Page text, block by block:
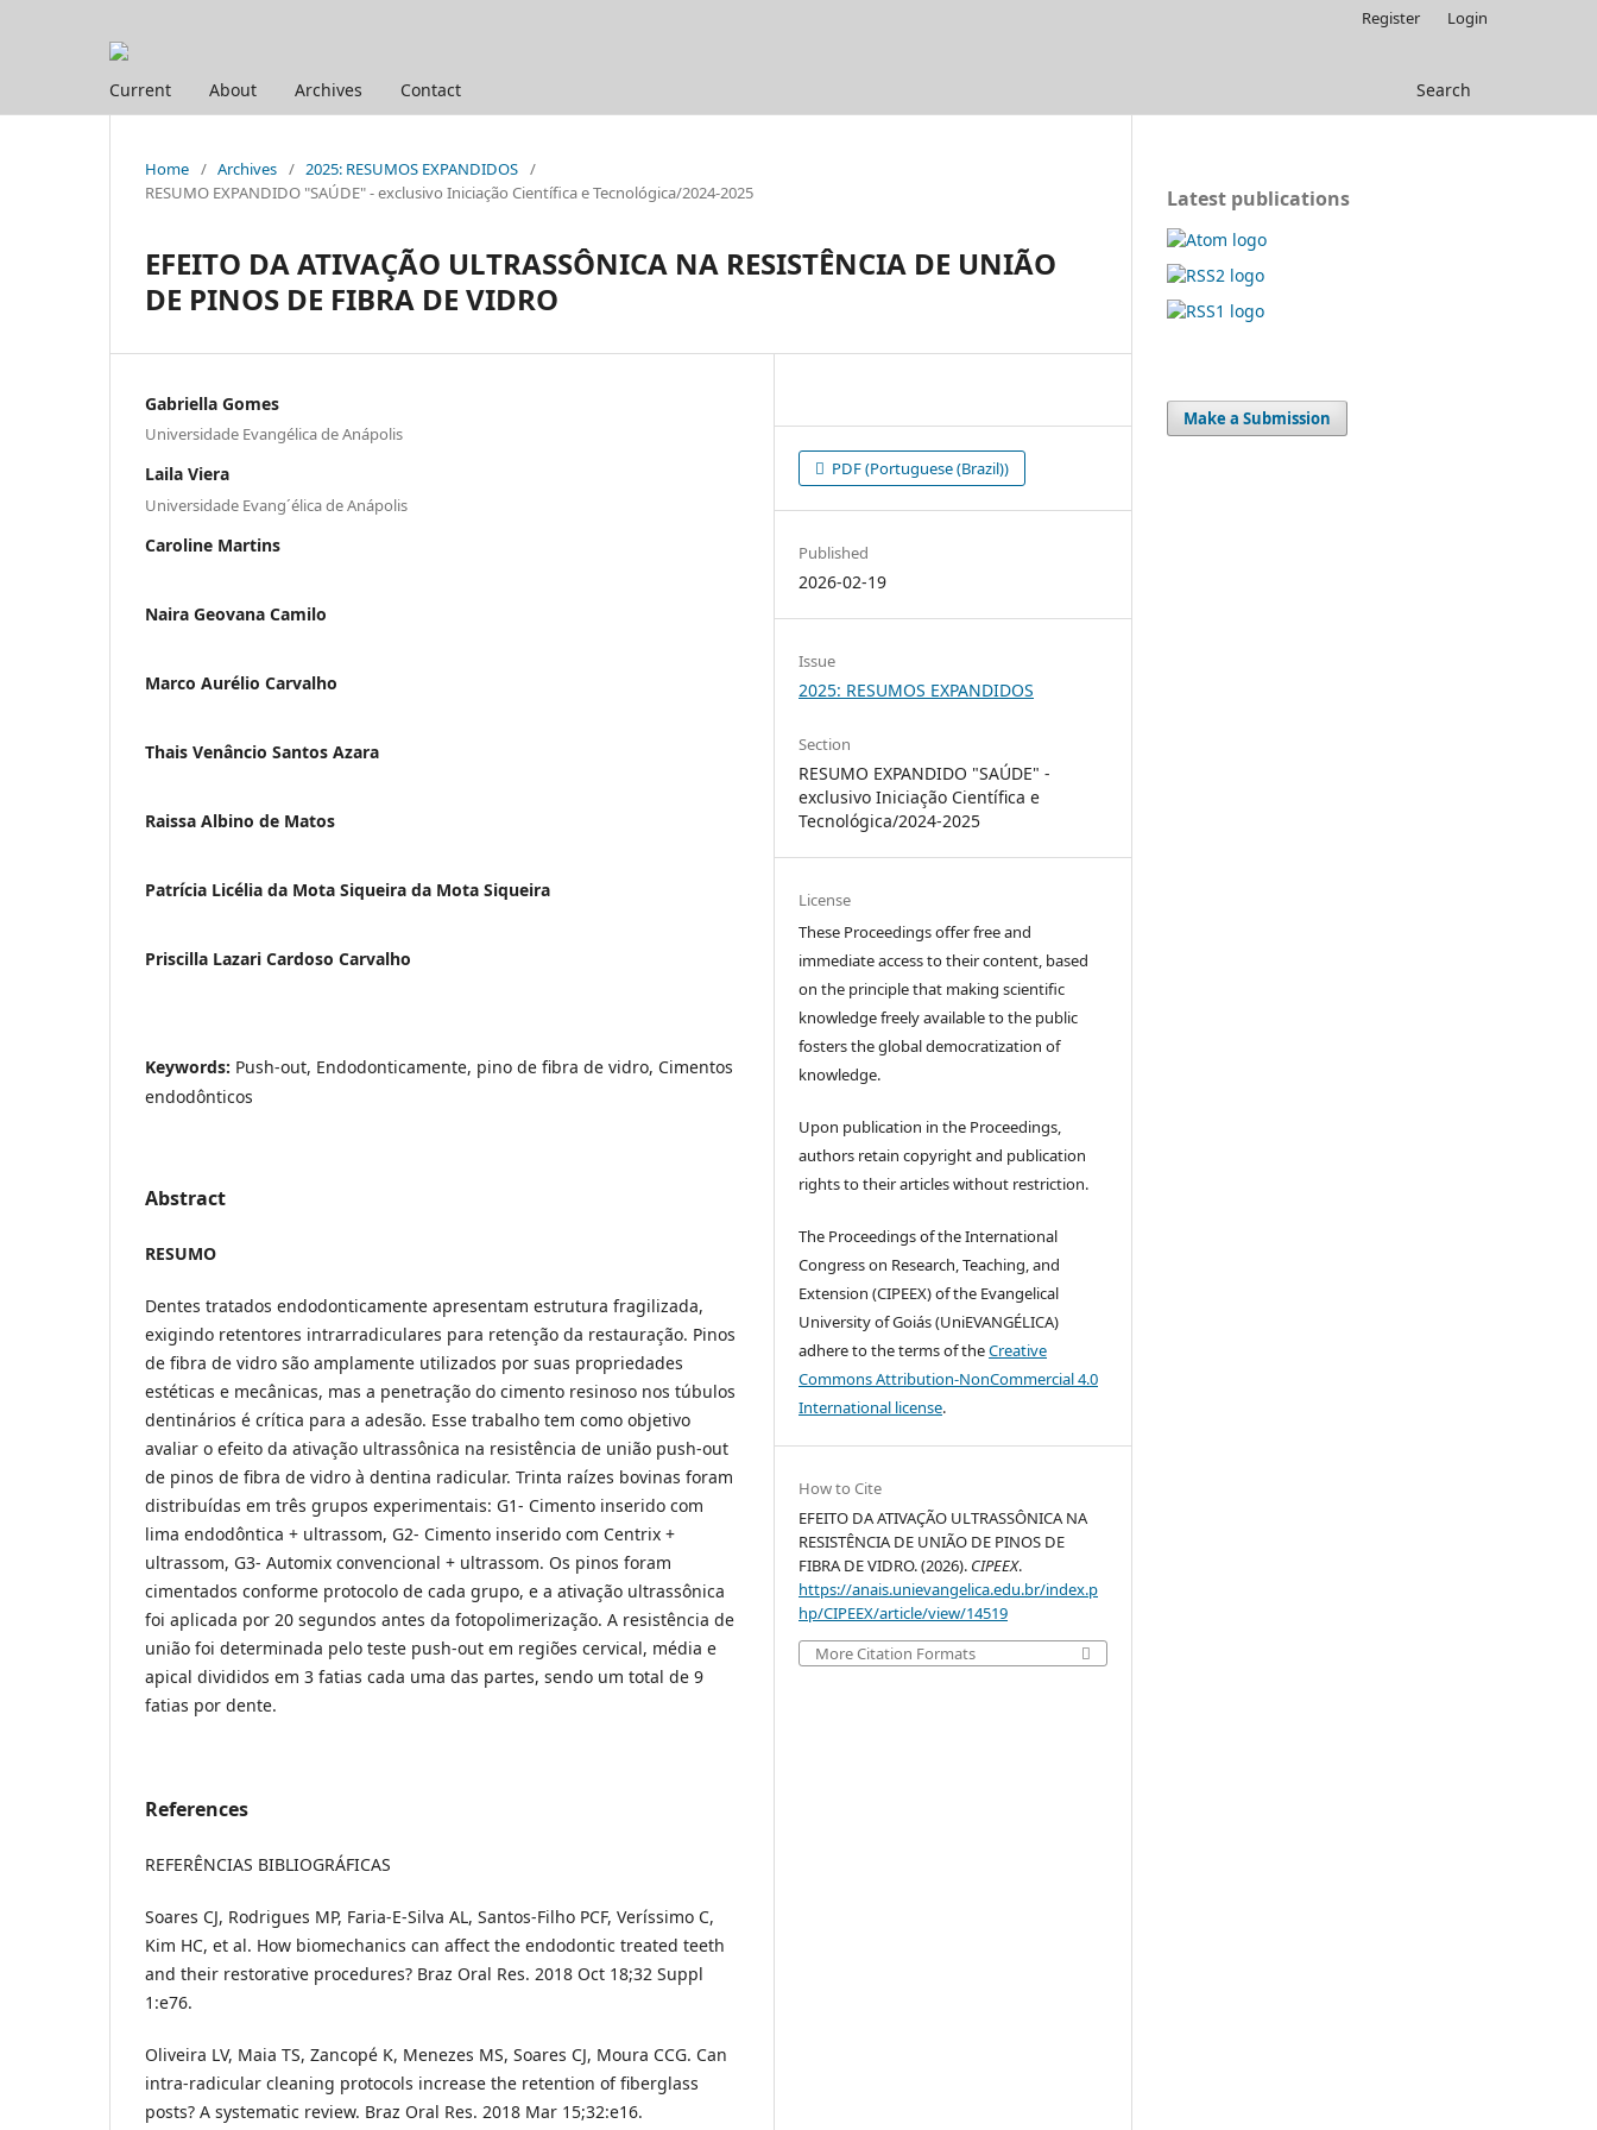
Current About Archives Contact Search
Register Login
Home / Archives / 2025: RESUMOS EXPANDIDOS /
RESUMO EXPANDIDO "SAÚDE" - exclusivo Iniciação Científica e Tecnológica/2024-2025
EFEITO DA ATIVAÇÃO ULTRASSÔNICA NA RESISTÊNCIA DE UNIÃO
DE PINOS DE FIBRA DE VIDRO
Gabriella Gomes
Universidade Evangélica de Anápolis
Laila Viera
Universidade Evang´élica de Anápolis
Caroline Martins
Naira Geovana Camilo
Marco Aurélio Carvalho
Thais Venâncio Santos Azara
Raissa Albino de Matos
Patrícia Licélia da Mota Siqueira da Mota Siqueira
Priscilla Lazari Cardoso Carvalho
Keywords: Push-out, Endodonticamente, pino de fibra de vidro, Cimentos
endodônticos
Abstract
RESUMO
Dentes tratados endodonticamente apresentam estrutura fragilizada,
exigindo retentores intrarradiculares para retenção da restauração. Pinos
de fibra de vidro são amplamente utilizados por suas propriedades
estéticas e mecânicas, mas a penetração do cimento resinoso nos túbulos
dentinários é crítica para a adesão. Esse trabalho tem como objetivo
avaliar o efeito da ativação ultrassônica na resistência de união push-out
de pinos de fibra de vidro à dentina radicular. Trinta raízes bovinas foram
distribuídas em três grupos experimentais: G1- Cimento inserido com
lima endodôntica + ultrassom, G2- Cimento inserido com Centrix +
ultrassom, G3- Automix convencional + ultrassom. Os pinos foram
cimentados conforme protocolo de cada grupo, e a ativação ultrassônica
foi aplicada por 20 segundos antes da fotopolimerização. A resistência de
união foi determinada pelo teste push-out em regiões cervical, média e
apical divididos em 3 fatias cada uma das partes, sendo um total de 9
fatias por dente.
References
REFERÊNCIAS BIBLIOGRÁFICAS
Soares CJ, Rodrigues MP, Faria-E-Silva AL, Santos-Filho PCF, Veríssimo C,
Kim HC, et al. How biomechanics can affect the endodontic treated teeth
and their restorative procedures? Braz Oral Res. 2018 Oct 18;32 Suppl
1:e76.
Oliveira LV, Maia TS, Zancopé K, Menezes MS, Soares CJ, Moura CCG. Can
intra-radicular cleaning protocols increase the retention of fiberglass
posts? A systematic review. Braz Oral Res. 2018 Mar 15;32:e16.
PDF (Portuguese (Brazil))
Published
2026-02-19
Issue
2025: RESUMOS EXPANDIDOS
Section
RESUMO EXPANDIDO "SAÚDE" -
exclusivo Iniciação Científica e
Tecnológica/2024-2025
License
These Proceedings offer free and
immediate access to their content, based
on the principle that making scientific
knowledge freely available to the public
fosters the global democratization of
knowledge.
Upon publication in the Proceedings,
authors retain copyright and publication
rights to their articles without restriction.
The Proceedings of the International
Congress on Research, Teaching, and
Extension (CIPEEX) of the Evangelical
University of Goiás (UniEVANGÉLICA)
adhere to the terms of theCreative
Commons Attribution-NonCommercial 4.0
International license.
How to Cite
EFEITO DA ATIVAÇÃO ULTRASSÔNICA NA
RESISTÊNCIA DE UNIÃO DE PINOS DE
FIBRA DE VIDRO. (2026). CIPEEX.
https://anais.unievangelica.edu.br/index.p
hp/CIPEEX/article/view/14519
More Citation Formats
Latest publications
Make a Submission